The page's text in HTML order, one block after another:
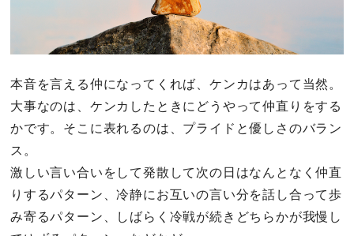
本音を言える仲になってくれば、ケンカはあって当然。
大事なのは、ケンカしたときにどうやって仲直りをする
かです。そこに表れるのは、プライドと優しさのバラン
ス。
激しい言い合いをして発散して次の日はなんとなく仲直
りするパターン、冷静にお互いの言い分を話し合って歩
み寄るパターン、しばらく冷戦が続きどちらかが我慢し